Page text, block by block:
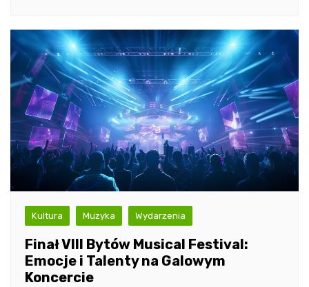
Kultura Muzyka Wydarzenia
Finał VIII Bytów Musical Festival:
Emocje i Talenty na Galowym
Koncercie